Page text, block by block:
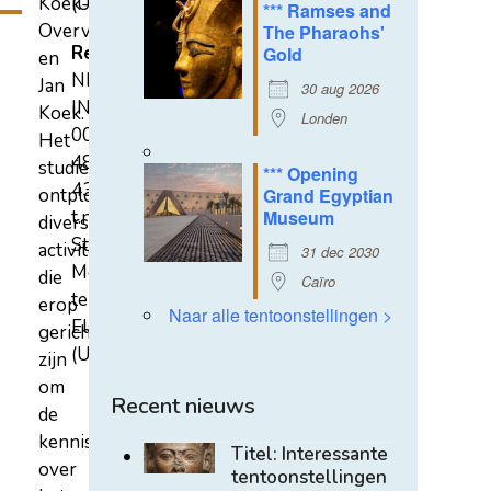
*** Ramses and
The Pharaohs'
Gold
30 aug 2026
Londen
*** Opening
Grand Egyptian
Museum
31 dec 2030
Caïro
Naar alle tentoonstellingen >
Recent nieuws
Titel: Interessante
tentoonstellingen
Overvest
en
Jan
Koek.
Het
studiecentrum
ontplooit
diverse
activiteiten
die
erop
gericht
zijn
om
de
kennis
over
Rekeningnummer
NL31
INGB
0007
4852
43
t.n.v.
Stichting
Mehen
te
Elst
(U)